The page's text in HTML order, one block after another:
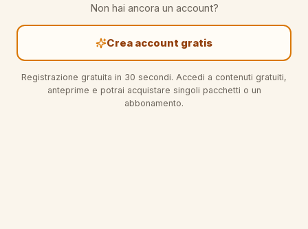
Non hai ancora un account?
Crea account gratis
Registrazione gratuita in 30 secondi. Accedi a contenuti gratuiti,
anteprime e potrai acquistare singoli pacchetti o un
abbonamento.